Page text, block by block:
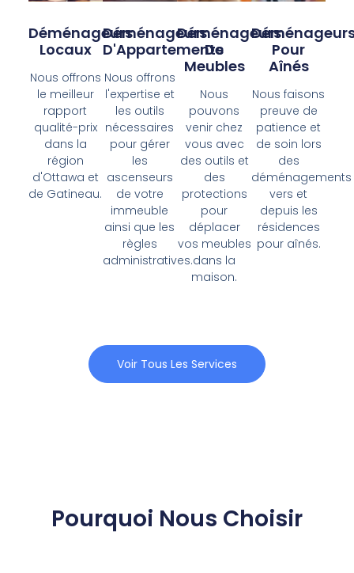
Déménageurs
Locaux
Nous offrons
le meilleur
rapport
qualité-prix
dans la
région
d'Ottawa et
de Gatineau.
Déménageurs
D'Appartements
Nous offrons
l'expertise et
les outils
nécessaires
pour gérer
les
ascenseurs
de votre
immeuble
ainsi que les
règles
administratives.
Déménageurs
De
Meubles
Nous
pouvons
venir chez
vous avec
des outils et
des
protections
pour
déplacer
vos meubles
dans la
maison.
Pour
Aînés
Nous faisons
preuve de
patience et
de soin lors
des
déménagements
vers et
depuis les
résidences
pour aînés.
Voir Tous Les Services
Pourquoi Nous Choisir